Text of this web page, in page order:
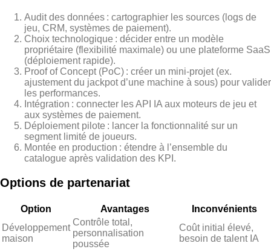
Audit des données : cartographier les sources (logs de
jeu, CRM, systèmes de paiement).
Choix technologique : décider entre un modèle
propriétaire (flexibilité maximale) ou une plateforme SaaS
(déploiement rapide).
Proof of Concept (PoC) : créer un mini‑projet (ex.
ajustement du jackpot d’une machine à sous) pour valider
les performances.
Intégration : connecter les API IA aux moteurs de jeu et
aux systèmes de paiement.
Déploiement pilote : lancer la fonctionnalité sur un
segment limité de joueurs.
Montée en production : étendre à l’ensemble du
catalogue après validation des KPI.
Options de partenariat
Option Avantages
Inconvénients
Développement
maison
Contrôle total,
personnalisation
poussée
Coût initial élevé,
besoin de talent IA